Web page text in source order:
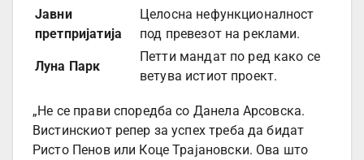
Јавни
претпријатија
Целосна нефункционалност
под превезот на реклами.
Луна Парк
Петти мандат по ред како се
ветува истиот проект.
„Не се прави споредба со Данела Арсовска.
Вистинскиот репер за успех треба да бидат
Ристо Пенов или Коце Трајановски. Ова што